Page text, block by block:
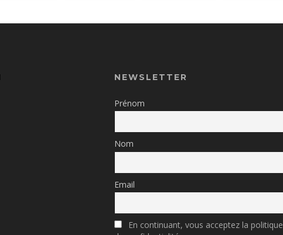
NEWSLETTER
Prénom
Nom
Email
En continuant, vous acceptez la politique